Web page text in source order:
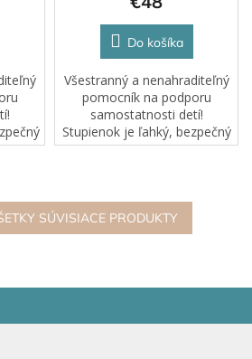
Do košíka
Všestranný a nenahraditeľný
pomocník na podporu
samostatnosti detí!
Stupienok je ľahký, bezpečný
a pohodlný a je navrhnutý
osobnej hygieny a získať...
SÚVISIACE PRODUKTY